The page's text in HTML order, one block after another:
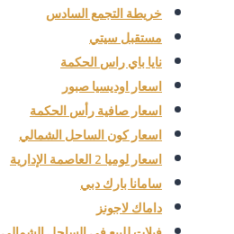
خريطة التجمع السادس
مستقبل سيتي
نايا باي راس الحكمة
اسعار اوديسيا صبور
اسعار صافية رأس الحكمة
اسعار كون الساحل الشمالي
اسعار لوميا 2 العاصمة الإدارية
سامانا بارك دبي
داماك لاجونز